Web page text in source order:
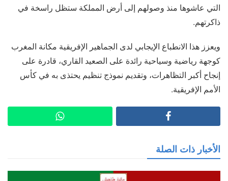
التي عاشوها منذ وصولهم إلى أرض المملكة ستظل راسخة في
ذاكرتهم.
ويعزز هذا الانطباع الإيجابي لدى الجماهير الإفريقية مكانة المغرب
كوجهة رياضية وسياحية رائدة على الصعيد القاري، قادرة على
إنجاح أكبر التظاهرات، وتقديم نموذج تنظيم يحتذى به في كأس
الأمم الإفريقية.
الأخبار ذات الصلة